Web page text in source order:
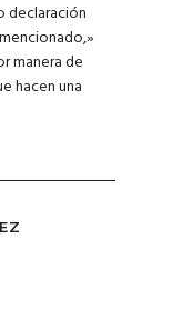
declaración
manera de
hacen una